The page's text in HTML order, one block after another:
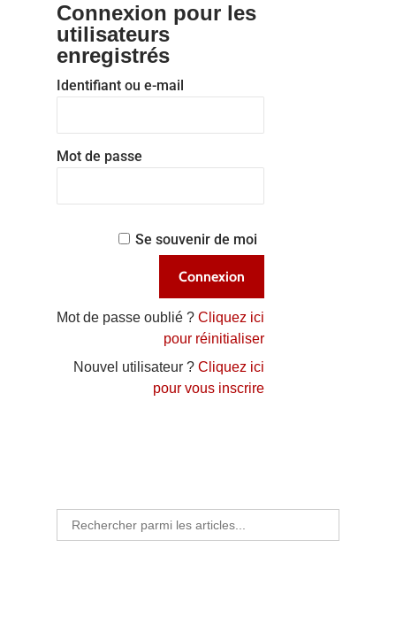
Connexion pour les
utilisateurs
enregistrés
Identifiant ou e-mail
Mot de passe
Se souvenir de moi
Mot de passe oublié ?Cliquez ici
pour réinitialiser
Nouvel utilisateur ?Cliquez ici
pour vous inscrire
Search
for: